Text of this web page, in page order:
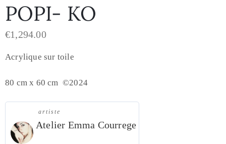
POPI- KO
€1,294.00
Acrylique sur toile
80 cm x 60 cm ©2024
artiste
Atelier Emma Courrege